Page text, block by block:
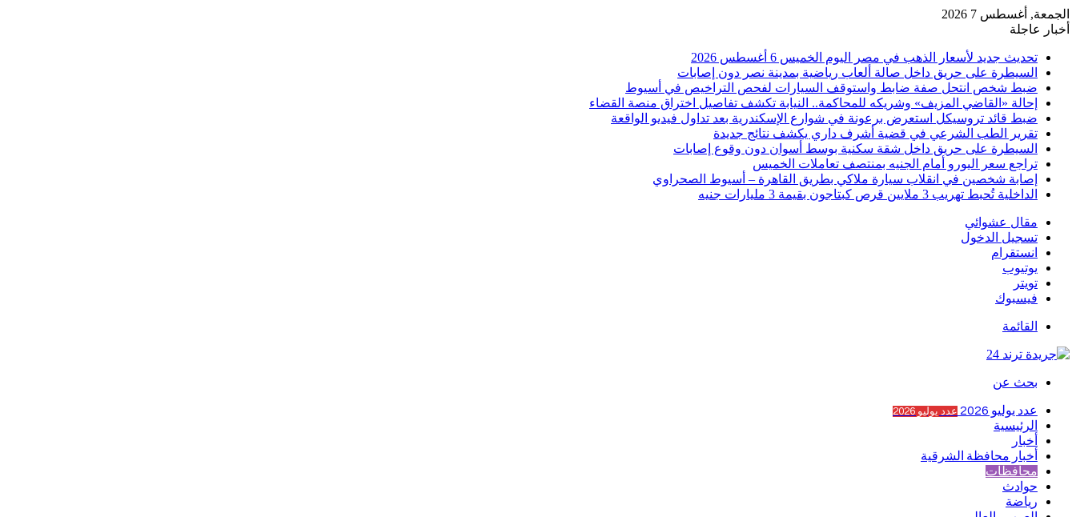
الجمعة, أغسطس 7 2026
أخبار عاجلة
تحديث جديد لأسعار الذهب في مصر اليوم الخميس 6 أغسطس 2026
السيطرة على حريق داخل صالة ألعاب رياضية بمدينة نصر دون إصابات
ضبط شخص انتحل صفة ضابط واستوقف السيارات لفحص التراخيص في أسيوط
إحالة «القاضي المزيف» وشريكه للمحاكمة.. النيابة تكشف تفاصيل اختراق منصة القضاء
ضبط قائد تروسيكل استعرض برعونة في شوارع الإسكندرية بعد تداول فيديو الواقعة
تقرير الطب الشرعي في قضية أشرف داري يكشف نتائج جديدة
السيطرة على حريق داخل شقة سكنية بوسط أسوان دون وقوع إصابات
تراجع سعر اليورو أمام الجنيه بمنتصف تعاملات الخميس
إصابة شخصين في انقلاب سيارة ملاكي بطريق القاهرة – أسيوط الصحراوي
الداخلية تُحبط تهريب 3 ملايين قرص كبتاجون بقيمة 3 مليارات جنيه
مقال عشوائي
تسجيل الدخول
انستقرام
يوتيوب
تويتر
فيسبوك
القائمة
بحث عن
عدد يوليو 2026 عدد يوليو 2026
الرئيسية
أخبار
أخبار محافظة الشرقية
محافظات
حوادث
رياضة